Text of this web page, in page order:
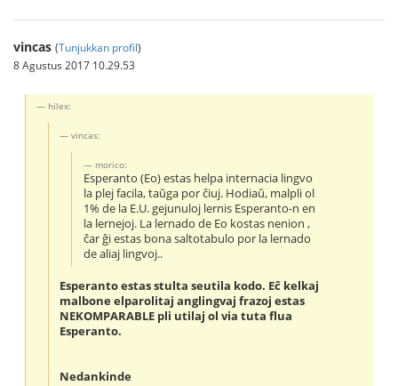
vincas (Tunjukkan profil)
8 Agustus 2017 10.29.53
hilex:
vincas:
morico:
Esperanto (Eo) estas helpa internacia lingvo
la plej facila, taŭga por ĉiuj. Hodiaŭ, malpli ol
1% de la E.U. gejunuloj lernis Esperanto-n en
la lernejoj. La lernado de Eo kostas nenion ,
ĉar ĝi estas bona saltotabulo por la lernado
de aliaj lingvoj..
Esperanto estas stulta seutila kodo. Eĉ kelkaj
malbone elparolitaj anglingvaj frazoj estas
NEKOMPARABLE pli utilaj ol via tuta flua
Esperanto.
Nedankinde